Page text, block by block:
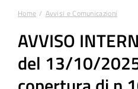
Tu sei qui:
Home Avvisi e Comunicazioni
AVVISO
del 13/10/